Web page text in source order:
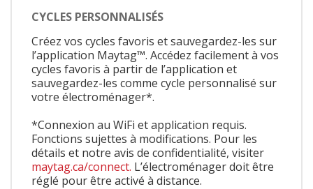
CYCLES PERSONNALISÉS
Créez vos cycles favoris et sauvegardez-les sur
l’application Maytag™. Accédez facilement à vos
cycles favoris à partir de l’application et
sauvegardez-les comme cycle personnalisé sur
votre électroménager*.
*Connexion au WiFi et application requis.
Fonctions sujettes à modifications. Pour les
détails et notre avis de confidentialité, visiter
maytag.ca/connect. L’électroménager doit être
réglé pour être activé à distance.